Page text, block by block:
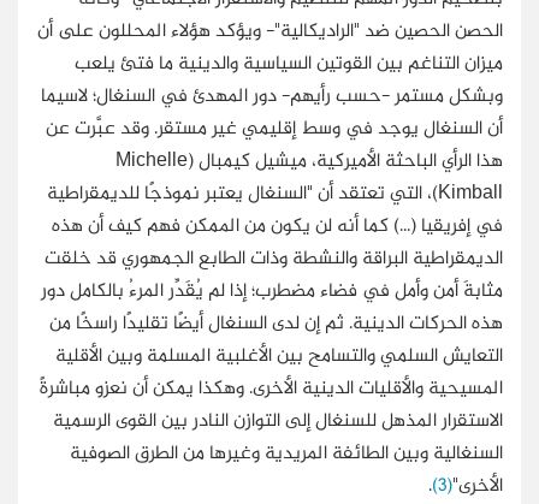
الحصن الحصين ضد "الراديكالية"- ويؤكد هؤلاء المحللون على أن
ميزان التناغم بين القوتين السياسية والدينية ما فتئ يلعب
وبشكل مستمر -حسب رأيهم- دور المهدئ في السنغال؛ لاسيما
أن السنغال يوجد في وسط إقليمي غير مستقر. وقد عبَّرت عن
هذا الرأي الباحثة الأميركية، ميشيل كيمبال (Michelle
Kimball)، التي تعتقد أن "السنغال يعتبر نموذجًا للديمقراطية
في إفريقيا (...) كما أنه لن يكون من الممكن فهم كيف أن هذه
الديمقراطية البراقة والنشطة وذات الطابع الجمهوري قد خلقت
مثابةَ أمن وأمل في فضاء مضطرب؛ إذا لم يُقَدِّر المرءُ بالكامل دور
هذه الحركات الدينية. ثم إن لدى السنغال أيضًا تقليدًا راسخًا من
التعايش السلمي والتسامح بين الأغلبية المسلمة وبين الأقلية
المسيحية والأقليات الدينية الأخرى. وهكذا يمكن أن نعزو مباشرةً
الاستقرار المذهل للسنغال إلى التوازن النادر بين القوى الرسمية
السنغالية وبين الطائفة المريدية وغيرها من الطرق الصوفية
الأخرى"(3)
.